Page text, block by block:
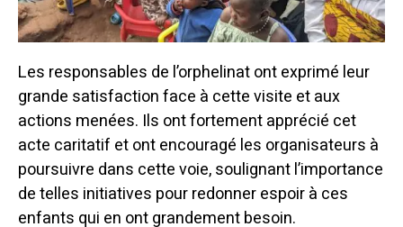
Les responsables de l’orphelinat ont exprimé leur
grande satisfaction face à cette visite et aux
actions menées. Ils ont fortement apprécié cet
acte caritatif et ont encouragé les organisateurs à
poursuivre dans cette voie, soulignant l’importance
de telles initiatives pour redonner espoir à ces
enfants qui en ont grandement besoin.